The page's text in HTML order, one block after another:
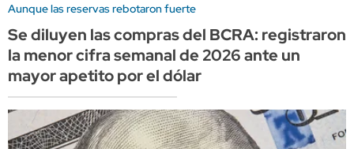
Aunque las reservas rebotaron fuerte
Se diluyen las compras del BCRA: registraron
la menor cifra semanal de 2026 ante un
mayor apetito por el dólar